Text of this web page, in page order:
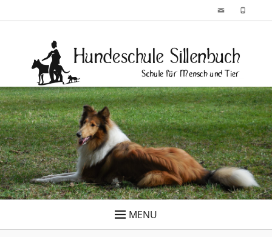
to
Email
Sillenbuch
MENU